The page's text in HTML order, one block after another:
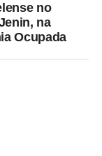
no
na
Ocupada